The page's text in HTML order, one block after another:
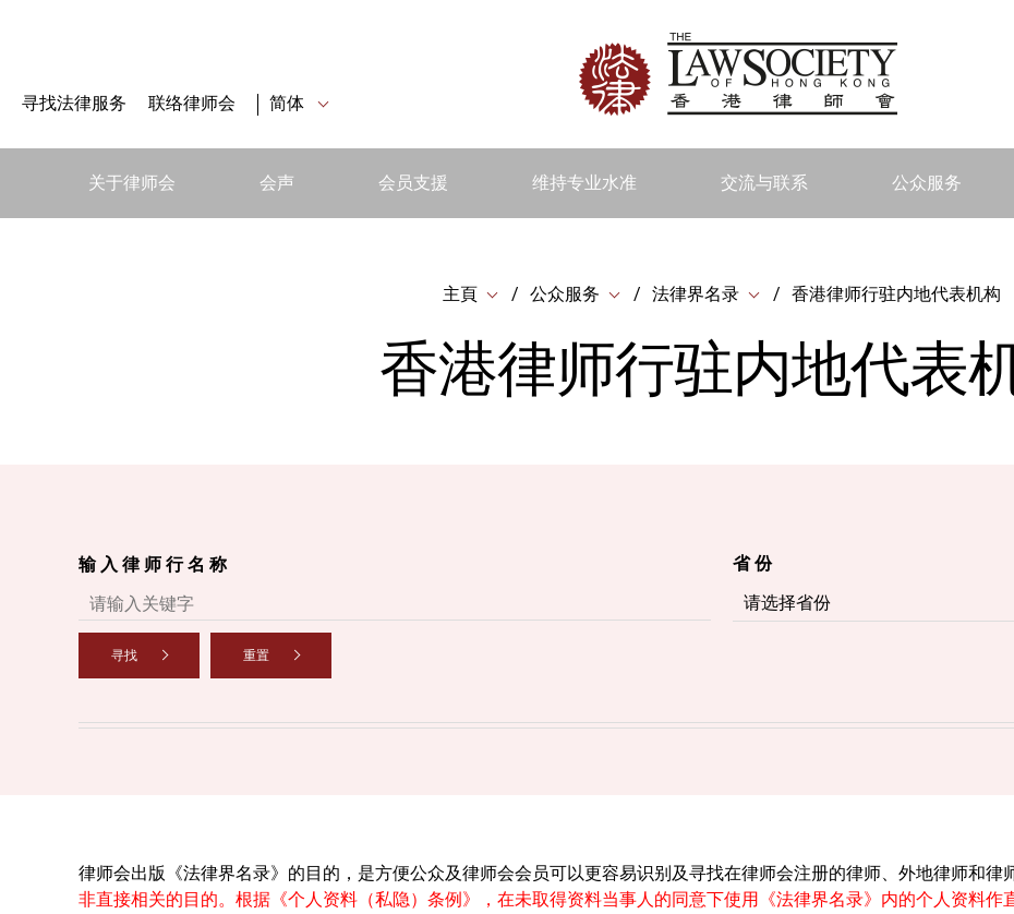
寻找法律服务 联络律师会 简体
关于律师会 会声 会员支援 维持专业水准 交流与联系 公众服务
主頁 公众服务 法律界名录 香港律师行驻内地代表机构
香港律师行驻内地代表
输 入 律 师 行 名 称 省 份
寻找 重置
律师会出版《法律界名录》的目的，是方便公众及律师会会员可以更容易识别及寻找在律师会注册的律师、外地律师和律
非直接相关的目的。根据《个人资料（私隐）条例》，在未取得资料当事人的同意下使用《法律界名录》内的个人资料作